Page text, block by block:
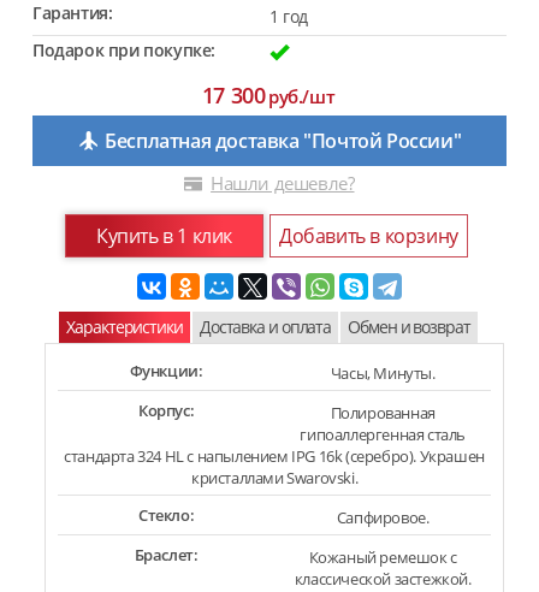
Гарантия:
1 год
Подарок при покупке:
17 300руб./шт
Бесплатная доставка "Почтой России"
Нашли дешевле?
Купить в 1 клик Добавить в корзину
Характеристики Доставка и оплата Обмен и возврат
Функции:
Часы, Минуты.
Корпус:
Полированная
гипоаллергенная сталь
стандарта 324 HL с напылением IPG 16k (серебро). Украшен
кристаллами Swarovski.
Стекло:
Сапфировое.
Браслет:
Кожаный ремешок с
классической застежкой.